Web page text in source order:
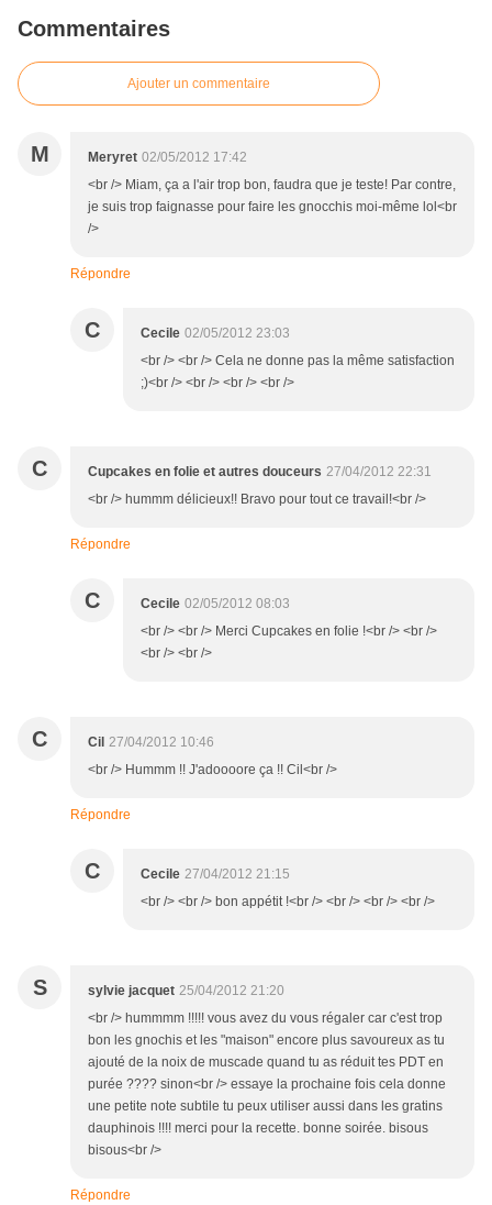
Commentaires
Ajouter un commentaire
M Meryret 02/05/2012 17:42
<br /> Miam, ça a l'air trop bon, faudra que je teste! Par contre,
je suis trop faignasse pour faire les gnocchis moi-même lol<br
/>
Répondre
C Cecile 02/05/2012 23:03
<br /> <br /> Cela ne donne pas la même satisfaction
;)<br /> <br /> <br /> <br />
C Cupcakes en folie et autres douceurs 27/04/2012 22:31
<br /> hummm délicieux!! Bravo pour tout ce travail!<br />
Répondre
C Cecile 02/05/2012 08:03
<br /> <br /> Merci Cupcakes en folie !<br /> <br />
<br /> <br />
C Cil 27/04/2012 10:46
<br /> Hummm !! J'adoooore ça !! Cil<br />
Répondre
C Cecile 27/04/2012 21:15
<br /> <br /> bon appétit !<br /> <br /> <br /> <br />
S sylvie jacquet 25/04/2012 21:20
<br /> hummmm !!!!! vous avez du vous régaler car c'est trop
bon les gnochis et les "maison" encore plus savoureux as tu
ajouté de la noix de muscade quand tu as réduit tes PDT en
purée ???? sinon<br /> essaye la prochaine fois cela donne
une petite note subtile tu peux utiliser aussi dans les gratins
dauphinois !!!! merci pour la recette. bonne soirée. bisous
bisous<br />
Répondre